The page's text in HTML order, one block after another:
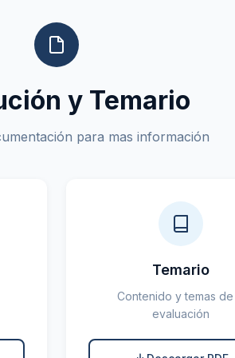
y Temario
para mas información
Temario
Contenido y temas de
evaluación